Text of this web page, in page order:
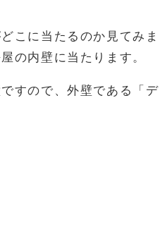
こに当たるのか見てみ
の内壁に当たります。
すので、外壁である「